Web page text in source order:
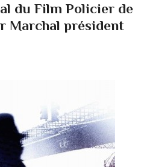
du Film Policier de
Marchal président